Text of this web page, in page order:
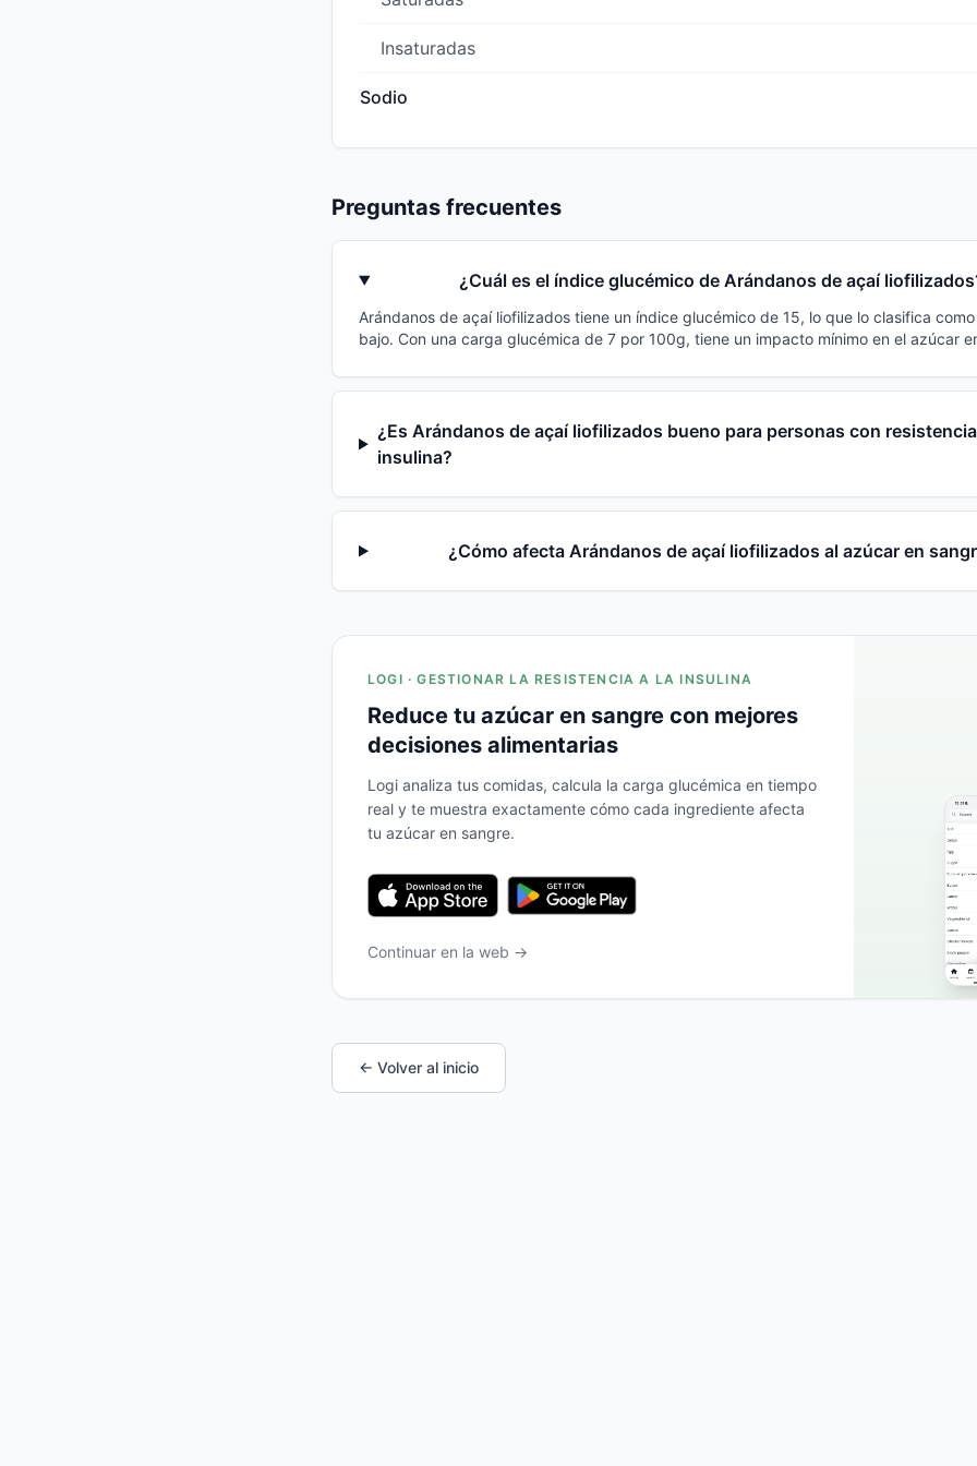
Insaturadas
Sodio
Preguntas frecuentes
¿Cuál es el índice glucémico de Arándanos de açaí
Arándanos de açaí liofilizados tiene un índice glucémico de 15, lo que lo clasifica
bajo. Con una carga glucémica de 7 por 100g, tiene un impacto mínimo en el azúcar
¿Es Arándanos de açaí liofilizados bueno para personas con
insulina?
¿Cómo afecta Arándanos de açaí liofilizados al azúcar en
LOGI · GESTIONAR LA RESISTENCIA A LA INSULINA
Reduce tu azúcar en sangre con mejores
decisiones alimentarias
Logi analiza tus comidas, calcula la carga glucémica en tiempo
real y te muestra exactamente cómo cada ingrediente afecta
tu azúcar en sangre.
Continuar en la web →
← Volver al inicio